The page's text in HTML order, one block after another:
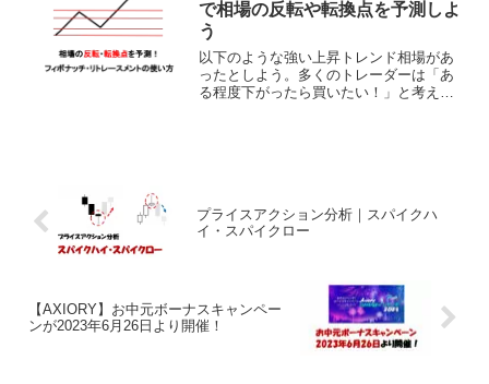
で相場の反転や転換点を予測しよ
う
以下のような強い上昇トレンド相場があ
ったとしよう。多くのトレーダーは「あ
る程度下がったら買いたい！」と考える
プライスアクション分析｜スパイクハ
イ・スパイクロー
【AXIORY】お中元ボーナスキャンペー
ンが2023年6月26日より開催！